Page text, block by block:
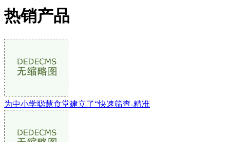
热销产品
为中小学聪慧食堂建立了“快速筛查-精准